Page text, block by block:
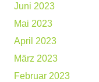
Juni 2023
Mai 2023
April 2023
März 2023
Februar 2023